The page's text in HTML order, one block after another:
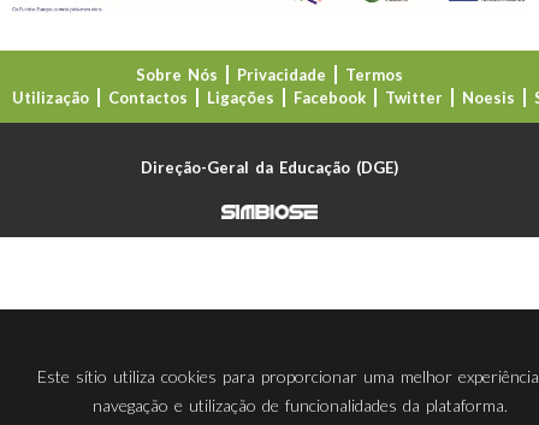
Sobre Nós Privacidade
Termos
Utilização
Contactos Ligações Facebook Twitter Noesis
Direção-Geral da Educação (DGE)
Este sítio utiliza cookies para proporcionar uma melhor
navegação e utilização de funcionalidades da plataforma.